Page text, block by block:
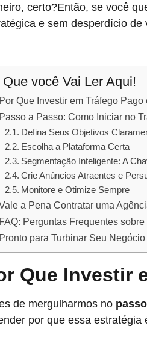
certo?Então, se você
e sem desperdício
Que você Vai Ler Aqui!
Por Que Investir em Tráfego Pago
Passo a Passo: Como Iniciar no
Defina Seus Objetivos
Escolha a Plataforma Certa
Segmentação Inteligente: A
Crie Anúncios Atraentes e
Monitore e Otimize Sempre
a Pena Contratar uma
FAQ: Perguntas Frequentes
Pronto para Turbinar Seu
Que Investir
de mergulharmos no
por que essa estratégia